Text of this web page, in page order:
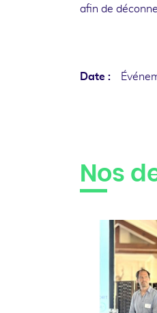
afin de
Date :
Nos